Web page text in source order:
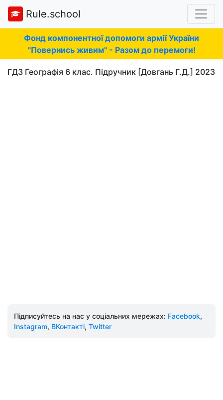
Rule.school
Фонд компонентної допомоги армії України
"Повернись живим" - Разом до перемоги!
ГДЗ Географія 6 клас. Підручник [Довгань Г.Д.] 2023
Підписуйтесь на нас у соціальних мережах: Facebook,
Instagram, ВКонтакті, Twitter